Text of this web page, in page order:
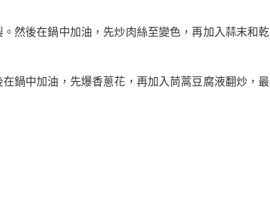
然後在鍋中加油，先炒肉絲至變色，再加入蒜末和乾
鍋中加油，先爆香蔥花，再加入茼蒿豆腐液翻炒，最